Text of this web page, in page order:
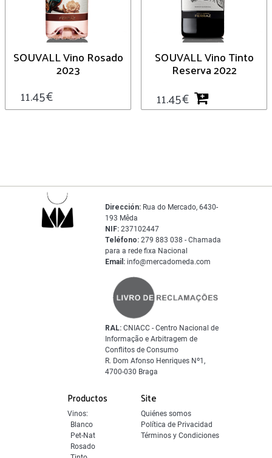
SOUVALL Vino Rosado
2023
11.45€
SOUVALL Vino Tinto
Reserva 2022
11.45€
Productos
Vinos:
Blanco
Pet-Nat
Rosado
Site
Quiénes somos
Política de Privacidad
Términos y Condiciones
Dirección: Rua do Mercado, 6430-
193 Mêda
NIF: 237102447
Teléfono: 279 883 038 - Chamada
para a rede fixa Nacional
Email: info@mercadomeda.com
RAL: CNIACC - Centro Nacional de
Informação e Arbitragem de
Conflitos de Consumo
R. Dom Afonso Henriques Nº1,
4700-030 Braga